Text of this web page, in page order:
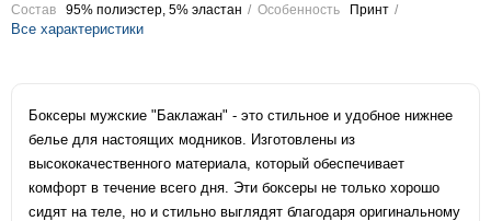
Состав 95% полиэстер, 5% эластан Особенность Принт
Все характеристики
Боксеры мужские "Баклажан" - это стильное и удобное нижнее
белье для настоящих модников. Изготовлены из
высококачественного материала, который обеспечивает
комфорт в течение всего дня. Эти боксеры не только хорошо
сидят на теле, но и стильно выглядят благодаря оригинальному